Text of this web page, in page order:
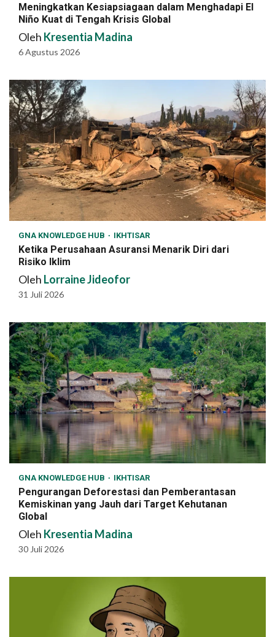
Meningkatkan Kesiapsiagaan dalam Menghadapi El
Niño Kuat di Tengah Krisis Global
Oleh Kresentia Madina
6 Agustus 2026
GNA KNOWLEDGE HUB IKHTISAR
Ketika Perusahaan Asuransi Menarik Diri dari
Risiko Iklim
Oleh Lorraine Jideofor
31 Juli 2026
GNA KNOWLEDGE HUB IKHTISAR
Pengurangan Deforestasi dan Pemberantasan
Kemiskinan yang Jauh dari Target Kehutanan
Global
Oleh Kresentia Madina
30 Juli 2026